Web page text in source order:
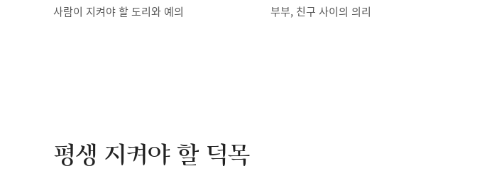
사람이 지켜야 할 도리와 예의 부부, 친구 사이의 의리
평생 지켜야 할 덕목